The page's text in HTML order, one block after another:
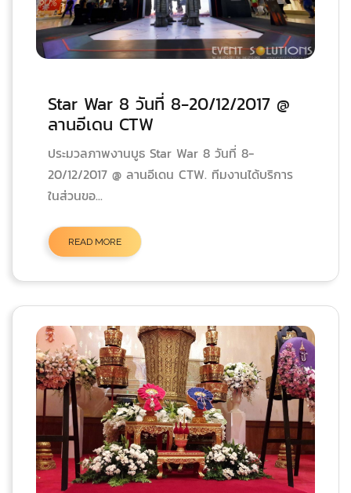
Star War 8 วันที่ 8-20/12/2017 @
ลานอีเดน CTW
ประมวลภาพงานบูธ Star War 8 วันที่ 8-
20/12/2017 @ ลานอีเดน CTW. ทีมงานได้บริการ
ในส่วนขอ...
READ MORE